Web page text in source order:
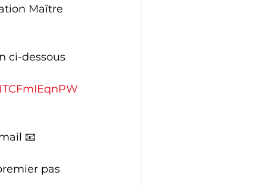
Maître
ci-dessous
📧
pas